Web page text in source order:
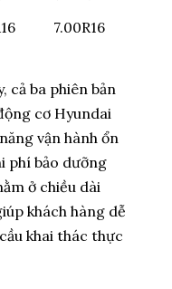
7.00R16
cả ba phiên bản
cơ Hyundai
vận hành ổn
phí bảo dưỡng
ở chiều dài
khách hàng dễ
khai thác thực